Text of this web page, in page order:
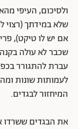
ולסיכום, העיפי
שלא במידתך (רצוי
אם יש לו טיקט),
שכבר לא עולה
עברת להתגורר
לעמותות שונות
המיחזור לבגדים.
את הבגדים ששרדו